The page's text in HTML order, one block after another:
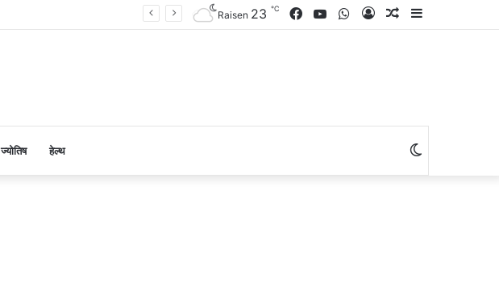
Sidebar
Random
Log
WhatsApp
YouTube
Facebook
Raisen 23 ℃
ज्योतिष हेल्थ